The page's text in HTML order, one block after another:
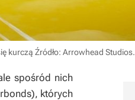
kurczą Źródło: Arrowhead Studios.
spośród nich
których